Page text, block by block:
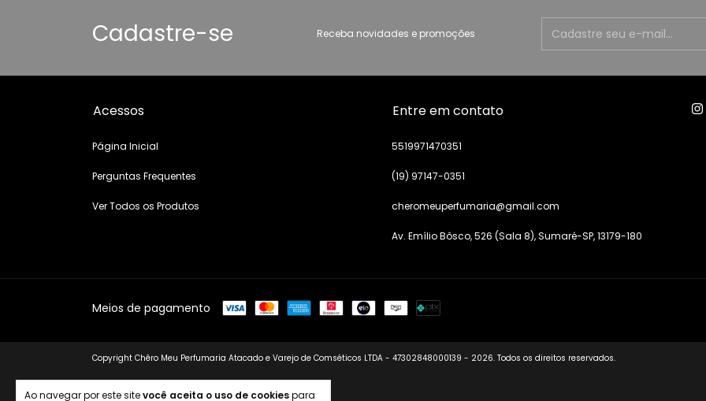
Ao navegar por este sitevocê aceita o uso de cookiespara
Cadastre-se Receba novidades e promoções
Acessos
Página Inicial
Perguntas Frequentes
Ver Todos os Produtos
Entre em contato
5519971470351
(19) 97147-0351
cheromeuperfumaria@gmail.com
Av. Emílio Bôsco, 526 (Sala 8), Sumaré-SP, 13179-180
Meios de pagamento
Copyright Chêro Meu Perfumaria Atacado e Varejo de Comséticos LTDA - 47302848000139 - 2026. Todos os direitos reservados.